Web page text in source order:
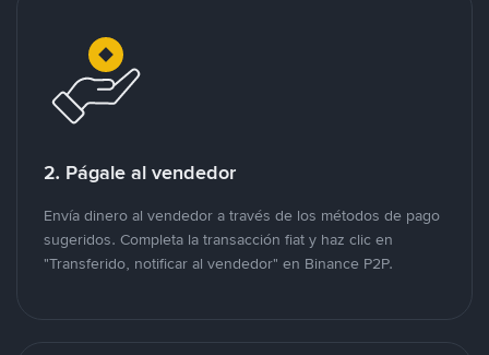
2. Págale al vendedor
Envía dinero al vendedor a través de los métodos de pago
sugeridos. Completa la transacción fiat y haz clic en
"Transferido, notificar al vendedor" en Binance P2P.